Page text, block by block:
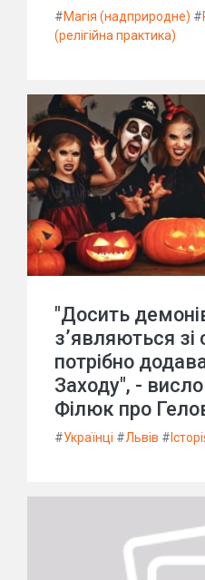
#Магія (надприродне) #
(релігійна практика)
"Досить
з’являються зі
потрібно
Заходу", -
Філюк про
#Українці #Львів #